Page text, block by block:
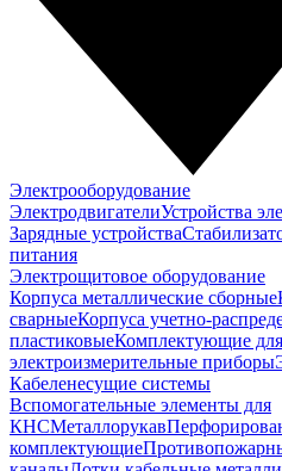
Электрооборудование
ЭлектродвигателиУстройства
Зарядные устройства
питания
Электрощитовое оборудование
Корпуса металлические сборные
сварныеКорпуса учетно-
пластиковыеКомплектующие
электроизмерительные приборы
Кабеленесущие системы
Вспомогательные элементы для
КНСМеталлорукав
комплектующие